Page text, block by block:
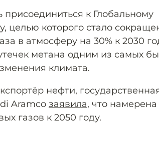
присоединиться к Глобальному
целью которого стало
в атмосферу на 30% к 2030
метана одним из самых
климата.
нефти,
Aramco заявила, что намерена
газов к 2050 году.